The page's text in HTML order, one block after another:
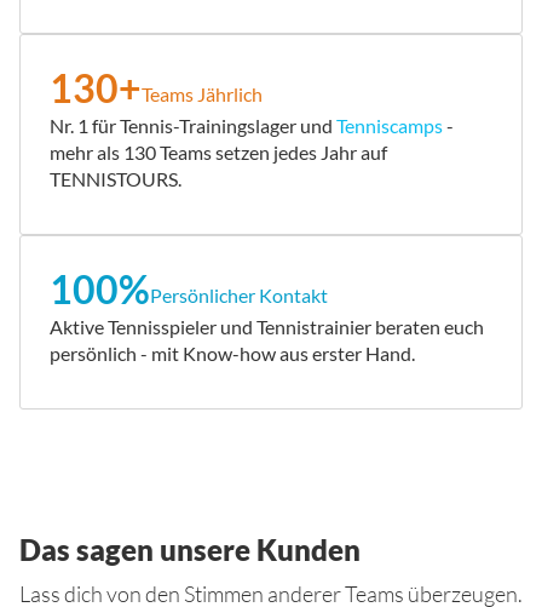
130+Teams Jährlich
Nr. 1 für Tennis-Trainingslager und Tenniscamps-
mehr als 130 Teams setzen jedes Jahr auf
TENNISTOURS.
100%Persönlicher Kontakt
Aktive Tennisspieler und Tennistrainier beraten euch
persönlich - mit Know-how aus erster Hand.
Das sagen unsere Kunden
Lass dich von den Stimmen anderer Teams überzeugen.